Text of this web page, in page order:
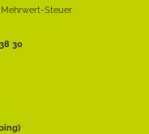
Steuer
30